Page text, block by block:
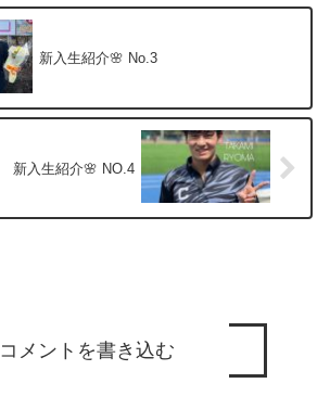
新入生紹介🌸 No.3
新入生紹介🌸 NO.4
コメントを書き込む